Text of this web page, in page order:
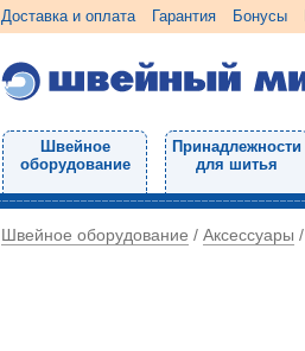
Доставка и оплата Гарантия Бонусы
Швейное
оборудование
Принадлежности
для шитья
Швейное оборудование / Аксессуары /